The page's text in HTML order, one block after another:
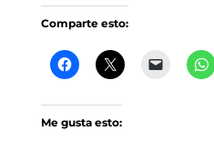
Comparte esto:
Me gusta esto: